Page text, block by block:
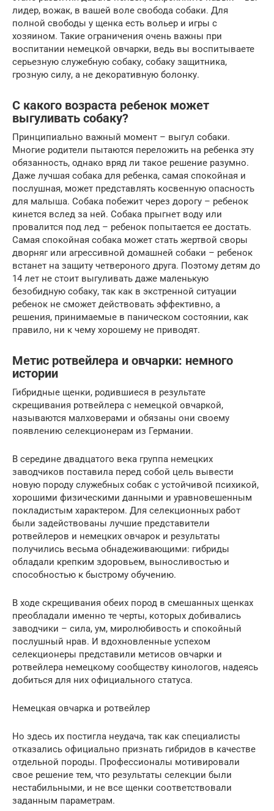
лидер, вожак, в вашей воле свобода собаки. Для
полной свободы у щенка есть вольер и игры с
хозяином. Такие ограничения очень важны при
воспитании немецкой овчарки, ведь вы воспитываете
серьезную служебную собаку, собаку защитника,
грозную силу, а не декоративную болонку.
С какого возраста ребенок может
выгуливать собаку?
Принципиально важный момент – выгул собаки.
Многие родители пытаются переложить на ребенка эту
обязанность, однако вряд ли такое решение разумно.
Даже лучшая собака для ребенка, самая спокойная и
послушная, может представлять косвенную опасность
для малыша. Собака побежит через дорогу – ребенок
кинется вслед за ней. Собака прыгнет воду или
провалится под лед – ребенок попытается ее достать.
Самая спокойная собака может стать жертвой своры
дворняг или агрессивной домашней собаки – ребенок
встанет на защиту четвероного друга. Поэтому детям до
14 лет не стоит выгуливать даже маленькую
безобидную собаку, так как в экстренной ситуации
ребенок не сможет действовать эффективно, а
решения, принимаемые в паническом состоянии, как
правило, ни к чему хорошему не приводят.
Метис ротвейлера и овчарки: немного
истории
Гибридные щенки, родившиеся в результате
скрещивания ротвейлера с немецкой овчаркой,
называются малховерами и обязаны они своему
появлению селекционерам из Германии.
В середине двадцатого века группа немецких
заводчиков поставила перед собой цель вывести
новую породу служебных собак с устойчивой психикой,
хорошими физическими данными и уравновешенным
покладистым характером. Для селекционных работ
были задействованы лучшие представители
ротвейлеров и немецких овчарок и результаты
получились весьма обнадеживающими: гибриды
обладали крепким здоровьем, выносливостью и
способностью к быстрому обучению.
В ходе скрещивания обеих пород в смешанных щенках
преобладали именно те черты, которых добивались
заводчики – сила, ум, миролюбивость и спокойный
послушный нрав. И вдохновленные успехом
селекционеры представили метисов овчарки и
ротвейлера немецкому сообществу кинологов, надеясь
добиться для них официального статуса.
Немецкая овчарка и ротвейлер
Но здесь их постигла неудача, так как специалисты
отказались официально признать гибридов в качестве
отдельной породы. Профессионалы мотивировали
свое решение тем, что результаты селекции были
нестабильными, и не все щенки соответствовали
заданным параметрам.